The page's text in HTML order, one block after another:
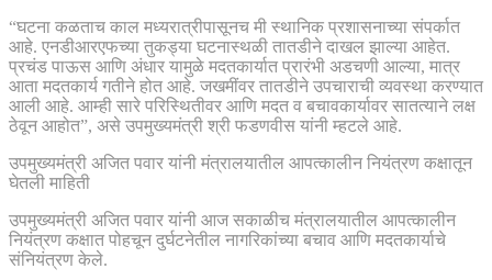
“घटना कळताच काल मध्यरात्रीपासूनच मी स्थानिक प्रशासनाच्या संपर्कात
आहे. एनडीआरएफच्या तुकड्या घटनास्थळी तातडीने दाखल झाल्या आहेत.
प्रचंड पाऊस आणि अंधार यामुळे मदतकार्यात प्रारंभी अडचणी आल्या, मात्र
आता मदतकार्य गतीने होत आहे. जखमींवर तातडीने उपचाराची व्यवस्था करण्यात
आली आहे. आम्ही सारे परिस्थितीवर आणि मदत व बचावकार्यावर सातत्याने लक्ष
ठेवून आहोत”, असे उपमुख्यमंत्री श्री फडणवीस यांनी म्हटले आहे.
उपमुख्यमंत्री अजित पवार यांनी मंत्रालयातील आपत्कालीन नियंत्रण कक्षातून
घेतली माहिती
उपमुख्यमंत्री अजित पवार यांनी आज सकाळीच मंत्रालयातील आपत्कालीन
नियंत्रण कक्षात पोहचून दुर्घटनेतील नागरिकांच्या बचाव आणि मदतकार्याचे
संनियंत्रण केले.